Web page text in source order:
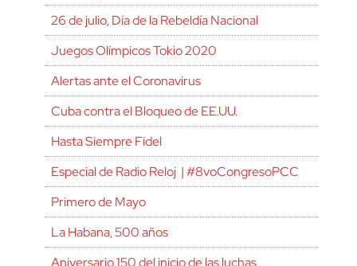
26 de julio, Día de la Rebeldía Nacional
Juegos Olímpicos Tokio 2020
Alertas ante el Coronavirus
Cuba contra el Bloqueo de EE.UU.
Hasta Siempre Fidel
Especial de Radio Reloj | #8voCongresoPCC
Primero de Mayo
La Habana, 500 años
Aniversario 150 del inicio de las luchas